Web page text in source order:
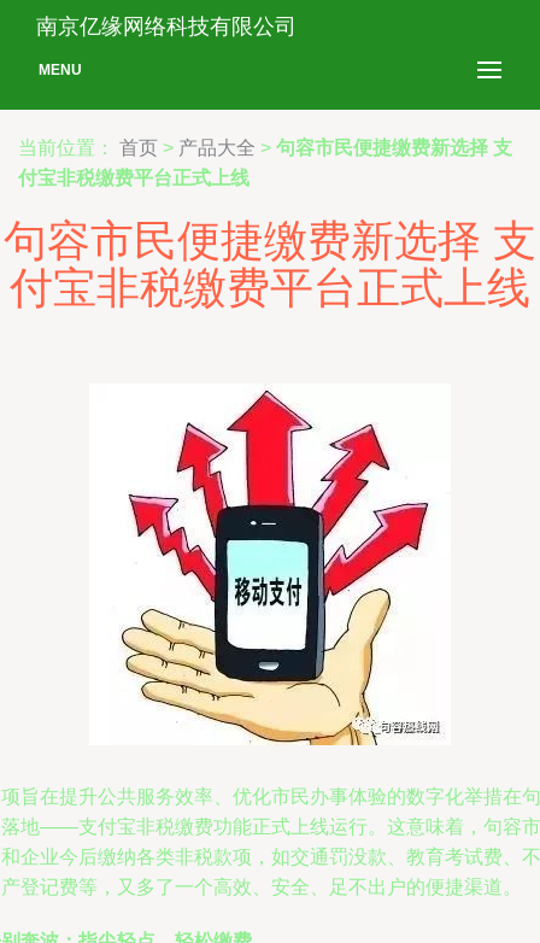
南京亿缘网络科技有限公司
MENU
当前位置： 首页 > 产品大全 > 句容市民便捷缴费新选择 支
付宝非税缴费平台正式上线
句容市民便捷缴费新选择 支
付宝非税缴费平台正式上线
旨在提升公共服务效率、优化市民办事体验的数字化举措在句
地——支付宝非税缴费功能正式上线运行。这意味着，句容市
企业今后缴纳各类非税款项，如交通罚没款、教育考试费、不
登记费等，又多了一个高效、安全、足不出户的便捷渠道。